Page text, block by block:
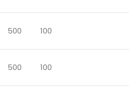
500 100
500 100